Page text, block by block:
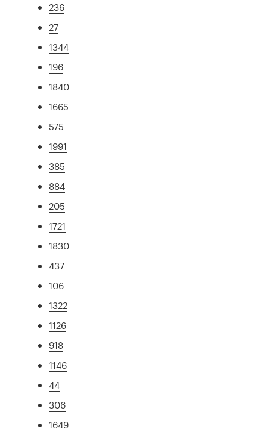
236
27
1344
196
1840
1665
575
1991
385
884
205
1721
1830
437
106
1322
1126
918
1146
44
306
1649